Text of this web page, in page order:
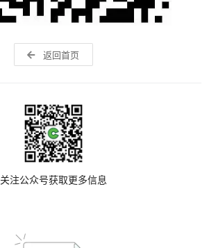
返回首页
关注公众号获取更多信息